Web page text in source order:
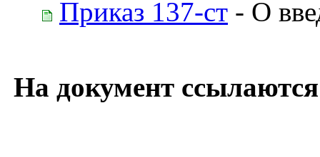
Приказ 137-ст - О
На документ